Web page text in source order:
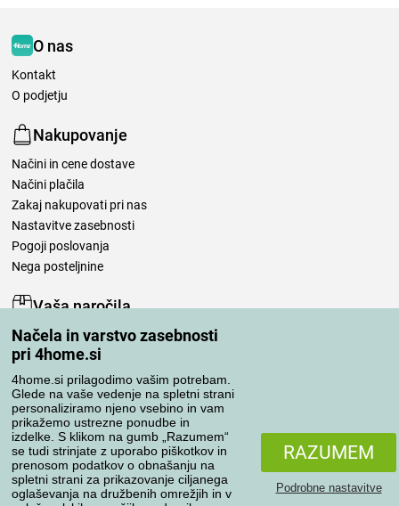
Načela in varstvo zasebnosti
pri 4home.si
4home.si prilagodimo vašim potrebam.
Glede na vaše vedenje na spletni strani
personaliziramo njeno vsebino in vam
prikažemo ustrezne ponudbe in
izdelke. S klikom na gumb „Razumem“
se tudi strinjate z uporabo piškotkov in
prenosom podatkov o obnašanju na
spletni strani za prikazovanje ciljanega
oglaševanja na družbenih omrežjih in v
RAZUMEM
Podrobne nastavitve
O nas
Kontakt
O podjetju
Nakupovanje
Načini in cene dostave
Načini plačila
Zakaj nakupovati pri nas
Nastavitve zasebnosti
Pogoji poslovanja
Nega posteljnine
Vaša naročila
Moj račun
Pregled naročil
Reklamacija
Odstop od kupoprodajne pogodbe
Pravila obdelave ocen
Načini prevoza